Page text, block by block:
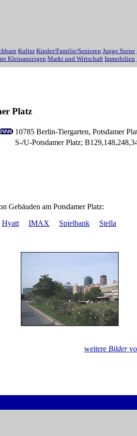
Kultur Kinder/Familie/Senioren Junge Szene
Kleinanzeigen Markt und Wirtschaft Immobilien
Platz
10785 Berlin-Tiergarten, Potsdamer
S-/U-Potsdamer Platz;
Gebäuden am Potsdamer Platz:
Hyatt IMAX Spielbank Stella
weitere Bilder